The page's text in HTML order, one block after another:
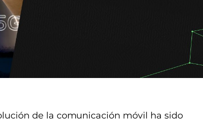
de la comunicación móvil ha sido